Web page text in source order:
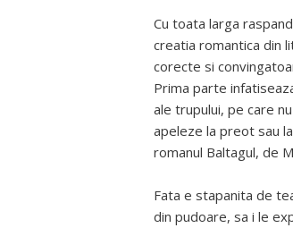
Cu toata larga
creatia romantica din
corecte si
Prima parte
ale trupului, pe care
apeleze la preot sau
romanul Baltagul, de
Fata e stapanita de
din pudoare, sa i le